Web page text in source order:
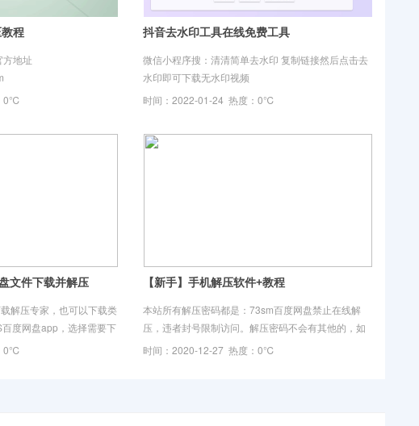
程
地址
0℃
抖音去水印工具在线免费工具
微信小程序搜：清清简单去水印 复制链接然后点击去
水印即可下载无水印视频
时间：2022-01-24 热度：0℃
文件下载并解压
解压专家，也可以下载类
度网盘app，选择需要下
重命名为mp4后缀。 3 4
0℃
【新手】手机解压软件+教程
本站所有解压密码都是：73sm百度网盘禁止在线解
压，违者封号限制访问。解压密码不会有其他的，如
果有我会标注。文件损坏请重新下载文件解压即可。
时间：2020-12-27 热度：0℃